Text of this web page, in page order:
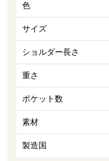
色
サイズ
ショルダー長さ
重さ
ポケット数
素材
製造国